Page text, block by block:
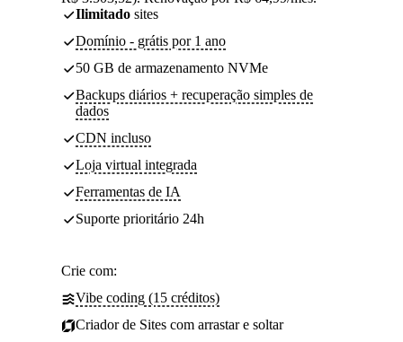
Ilimitado sites
Domínio - grátis por 1 ano
50 GB de armazenamento NVMe
Backups diários + recuperação simples de
dados
CDN incluso
Loja virtual integrada
Ferramentas de IA
Suporte prioritário 24h
Crie com:
Vibe coding (15 créditos)
Criador de Sites com arrastar e soltar